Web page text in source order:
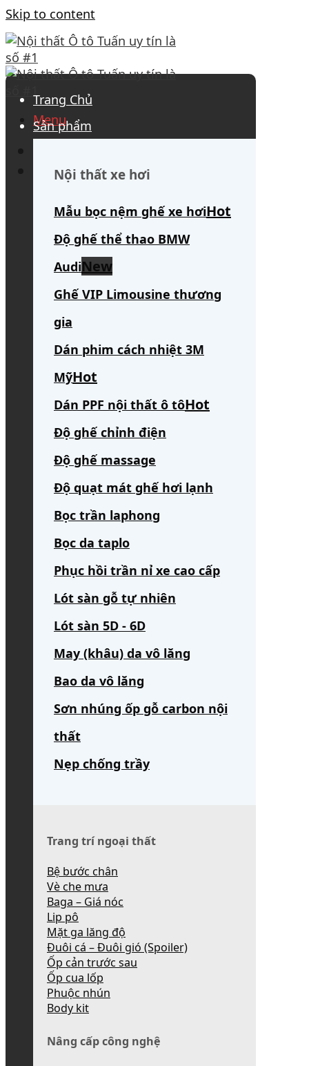
Skip to content
Menu
Search for:
Trang Chủ
Sản phẩm
Nội thất xe hơi
Mẫu bọc nệm ghế xe hơi
Độ ghế thể thao BMW
Audi
Ghế VIP Limousine thương
gia
Dán phim cách nhiệt 3M
Mỹ
Dán PPF nội thất ô tô
Độ ghế chỉnh điện
Độ ghế massage
Độ quạt mát ghế hơi lạnh
Bọc trần laphong
Bọc da taplo
Phục hồi trần nỉ xe cao cấp
Lót sàn gỗ tự nhiên
Lót sàn 5D - 6D
May (khâu) da vô lăng
Bao da vô lăng
Sơn nhúng ốp gỗ carbon nội
thất
Nẹp chống trầy
Trang trí ngoại thất
Bệ bước chân
Vè che mưa
Baga – Giá nóc
Lip pô
Mặt ga lăng độ
Đuôi cá – Đuôi gió (Spoiler)
Ốp cản trước sau
Ốp cua lốp
Phuộc nhún
Body kit
Nâng cấp công nghệ